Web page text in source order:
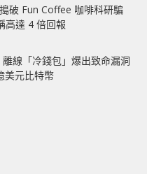
破 Fun Coffee 咖啡科研騙
達 4 倍回報
線「冷錢包」爆出致命漏洞
美元比特幣